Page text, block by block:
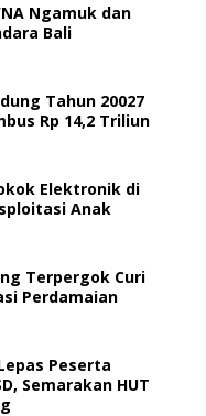
Ngamuk dan
Bali
Tahun 20027
Rp 14,2 Triliun
Elektronik di
Anak
Terpergok Curi
Perdamaian
Peserta
Semarakan HUT